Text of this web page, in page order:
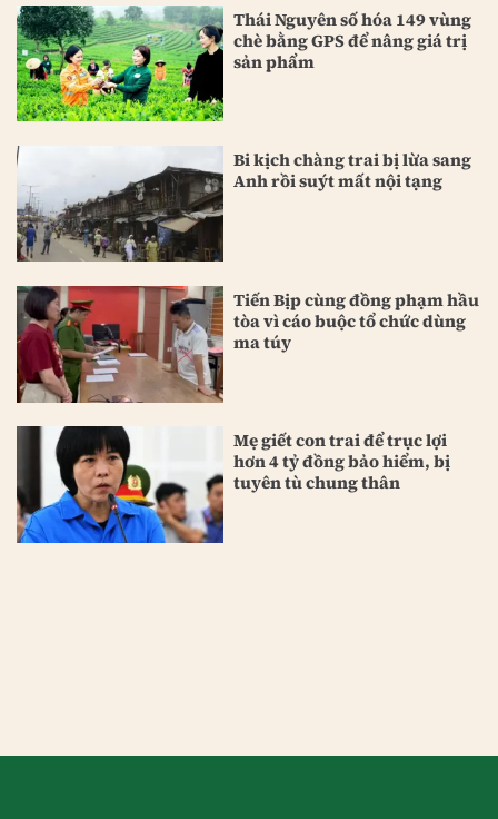
Thái Nguyên số hóa 149 vùng
chè bằng GPS để nâng giá trị
sản phẩm
Bi kịch chàng trai bị lừa sang
Anh rồi suýt mất nội tạng
Tiến Bịp cùng đồng phạm hầu
tòa vì cáo buộc tổ chức dùng
ma túy
Mẹ giết con trai để trục lợi
hơn 4 tỷ đồng bảo hiểm, bị
tuyên tù chung thân